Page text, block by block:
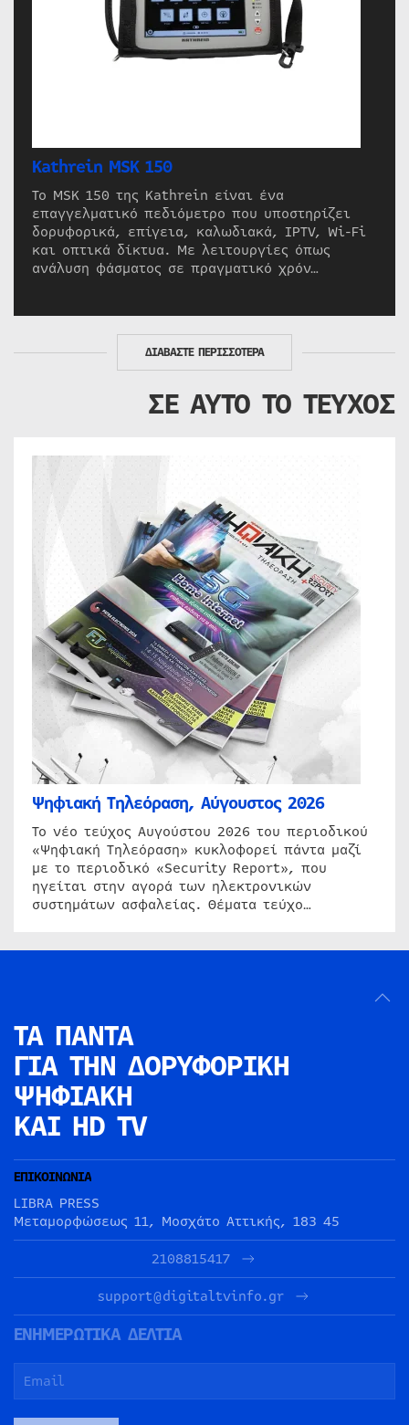
Kathrein MSK 150
Το MSK 150 της Kathrein είναι ένα
επαγγελματικό πεδιόμετρο που υποστηρίζει
δορυφορικά, επίγεια, καλωδιακά, IPTV, Wi-Fi
και οπτικά δίκτυα. Με λειτουργίες όπως
ανάλυση φάσματος σε πραγματικό χρόν…
ΔΙΑΒΑΣΤΕ ΠΕΡΙΣΣΟΤΕΡΑ
ΣΕ ΑΥΤΟ ΤΟ ΤΕΥΧΟΣ
Ψηφιακή Τηλεόραση, Αύγουστος 2026
Το νέο τεύχος Αυγούστου 2026 του περιοδικού
«Ψηφιακή Τηλεόραση» κυκλοφορεί πάντα μαζί
με το περιοδικό «Security Report», που
ηγείται στην αγορά των ηλεκτρονικών
συστημάτων ασφαλείας. Θέματα τεύχο…
ΤΑ ΠΑΝΤΑ
ΓΙΑ ΤΗΝ ΔΟΡΥΦΟΡΙΚΗ
ΨΗΦΙΑΚΗ
ΚΑΙ HD TV
ΕΠΙΚΟΙΝΩΝΙΑ
LIBRA PRESS
Μεταμορφώσεως 11, Μοσχάτο Αττικής, 183 45
2108815417
support@digitaltvinfo.gr
ΕΝΗΜΕΡΩΤΙΚΑ ΔΕΛΤΙΑ